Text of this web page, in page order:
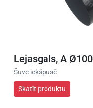
Lejasgals, A Ø100
Šuve iekšpusē
Skatīt produktu